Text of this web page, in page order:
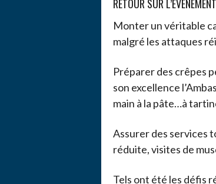
RETOUR SUR L’ÉVÉNEMENT
Monter un véritable
malgré les attaques
Préparer des crêpes
son excellence
main à la pâte…à
Assurer des services
réduite, visites de
Tels ont été les défis